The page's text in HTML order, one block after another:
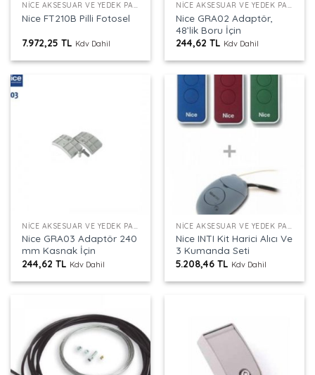
NICE AKSESUAR VE YEDEK PARÇALAR
Nice FT210B Pilli Fotosel
7.972,25TL Kdv Dahil
NICE AKSESUAR VE YEDEK PARÇALAR
Nice GRA02 Adaptör,
48’lik Boru İçin
244,62TL Kdv Dahil
NICE AKSESUAR VE YEDEK PARÇALAR
Nice GRA03 Adaptör 240
mm Kasnak İçin
244,62TL Kdv Dahil
NICE AKSESUAR VE YEDEK PARÇALAR
Nice INTI Kit Harici Alıcı Ve
3 Kumanda Seti
5.208,46TL Kdv Dahil